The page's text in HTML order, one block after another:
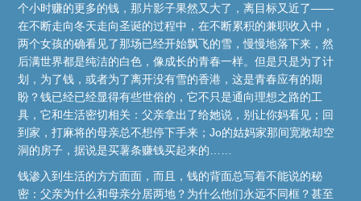
个小时赚的更多的钱，那片影子果然又大了，离目标又近了——
在不断走向冬天走向圣诞的过程中，在不断累积的兼职收入中，
两个女孩的确看见了那场已经开始飘飞的雪，慢慢地落下来，然
后满世界都是纯洁的白色，像成长的青春一样。但是只是为了计
划，为了钱，或者为了离开没有雪的香港，这是青春应有的期
盼？钱已经已经显得有些世俗的，它不只是通向理想之路的工
具，它和生活密切相关：父亲拿出了给她说，别让你妈看见；回
到家，打麻将的母亲总不想停下手来；Jo的姑妈家那间宽敞却空
洞的房子，据说是买薯条赚钱买起来的……
钱渗入到生活的方方面面，而且，钱的背面总写着不能说的秘
密：父亲为什么和母亲分居两地？为什么他们永远不同框？甚至